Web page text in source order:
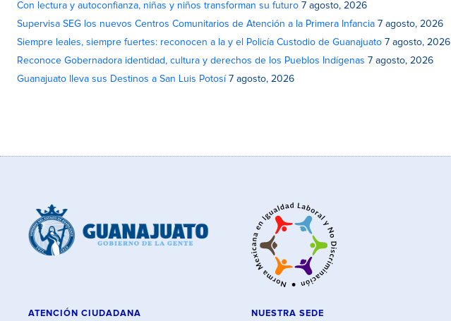
Con lectura y autoconfianza, niñas y niños transforman su futuro 7 agosto, 2026
Supervisa SEG los nuevos Centros Comunitarios de Atención a la Primera Infancia 7 agosto, 2026
Siempre leales, siempre fuertes: reconocen a la y el Policía Custodio de Guanajuato 7 agosto, 2026
Reconoce Gobernadora identidad, cultura y derechos de los Pueblos Indígenas 7 agosto, 2026
Guanajuato lleva sus Destinos a San Luis Potosí 7 agosto, 2026
ATENCIÓN CIUDADANA NUESTRA SEDE